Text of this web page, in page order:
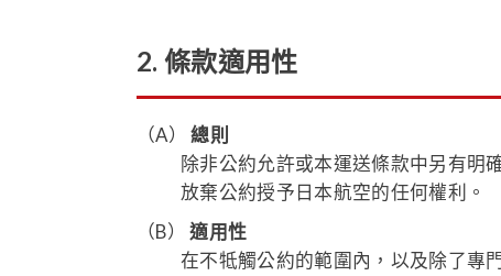
2. 條款適用性
（A）
總則
除非公約允許或本運送條款中另有明
放棄公約授予日本航空的任何權利。
（B）
適用性
在不牴觸公約的範圍內，以及除了專